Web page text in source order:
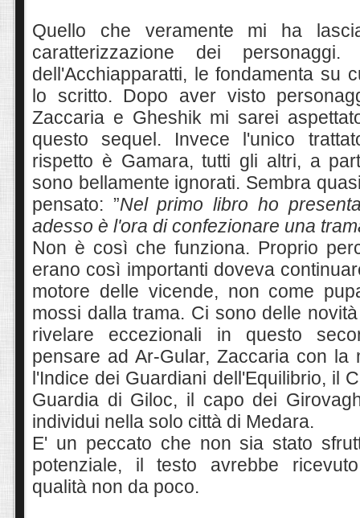
Quello che veramente mi ha l
caratterizzazione dei
dell'Acchiapparatti, le fondamenta su
lo scritto. Dopo aver visto
Zaccaria e Gheshik mi sarei
questo sequel. Invece l'unico
rispetto è Gamara, tutti gli altri, a
sono bellamente ignorati. Sembra
pensato: ”Nel primo libro ho
adesso è l'ora di confezionare una
Non è così che funziona. Proprio
erano così importanti doveva
motore delle vicende, non come
mossi dalla trama. Ci sono delle
rivelare eccezionali in questo
pensare ad Ar-Gular, Zaccaria con la
l'Indice dei Guardiani dell'Equilibrio, il
Guardia di Giloc, il capo dei
individui nella solo città di Medara.
E' un peccato che non sia stato
potenziale, il testo avrebbe
qualità non da poco.